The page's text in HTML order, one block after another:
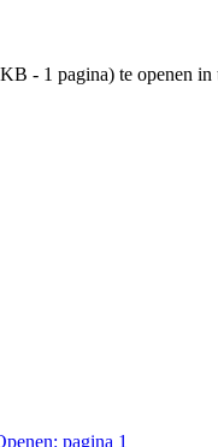
- 1 pagina) te openen
pagina 1